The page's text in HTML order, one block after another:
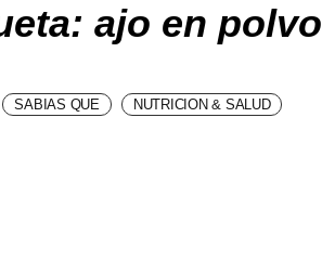
ajo en polvo
SABIAS QUE NUTRICION & SALUD